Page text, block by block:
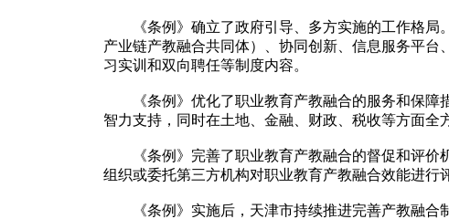
《条例》确立了政府引导、多方实施的工作格局。
产业链产教融合共同体）、协同创新、信息服务平
习实训和双向聘任等制度内容。
《条例》优化了职业教育产教融合的服务和保障
智力支持，同时在土地、金融、财政、税收等方面全
《条例》完善了职业教育产教融合的督促和评价
组织或委托第三方机构对职业教育产教融合效能进行
《条例》实施后，天津市持续推进完善产教融合制